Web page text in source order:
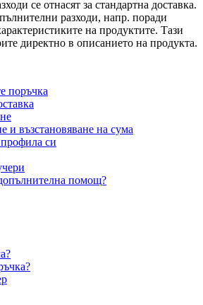
се отнасят за стандартна доставка.
разходи, напр. поради
на продуктите. Тази
директно в описанието на продукта.
поръчка
и възстановяване на сума
си
помощ?